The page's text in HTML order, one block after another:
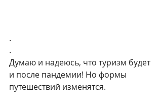
.
.
Думаю и надеюсь, что туризм будет
и после пандемии! Но формы
путешествий изменятся.